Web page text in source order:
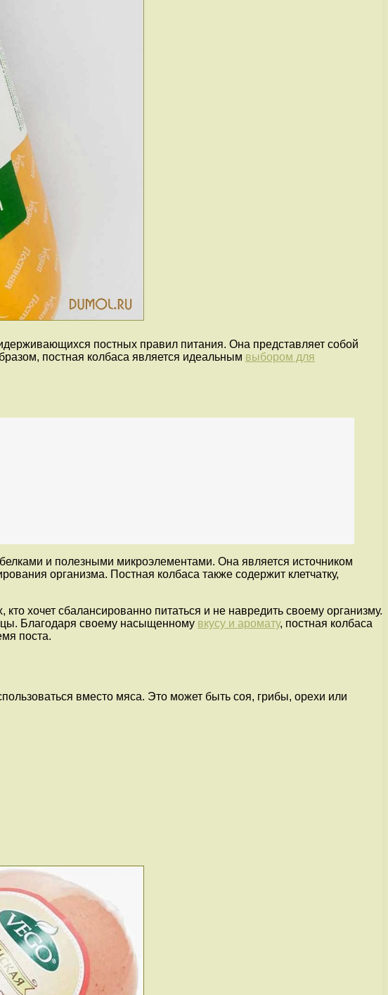
постных правил питания. Она представляет собой
постная колбаса является идеальным выбором для
и полезными микроэлементами. Она является источником
организма. Постная колбаса также содержит клетчатку,
кто хочет сбалансированно питаться и не навредить своему организму.
Благодаря своему насыщенному вкусу и аромату, постная колбаса
поста.
вместо мяса. Это может быть соя, грибы, орехи или